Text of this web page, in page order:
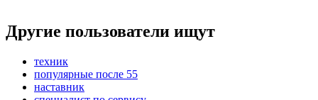
Другие пользователи ищут
техник
популярные после 55
наставник